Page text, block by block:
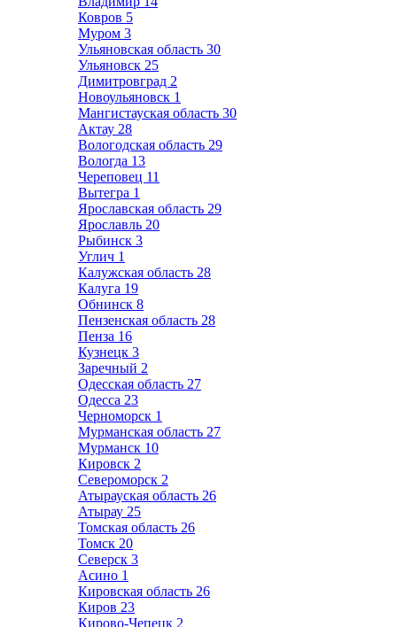
Ковров 5
Муром 3
Ульяновская область 30
Ульяновск 25
Димитровград 2
Новоульяновск 1
Мангистауская область 30
Актау 28
Вологодская область 29
Вологда 13
Череповец 11
Вытегра 1
Ярославская область 29
Ярославль 20
Рыбинск 3
Углич 1
Калужская область 28
Калуга 19
Обнинск 8
Пензенская область 28
Пенза 16
Кузнецк 3
Заречный 2
Одесская область 27
Одесса 23
Черноморск 1
Мурманская область 27
Мурманск 10
Кировск 2
Североморск 2
Атырауская область 26
Атырау 25
Томская область 26
Томск 20
Северск 3
Асино 1
Кировская область 26
Киров 23
Кирово-Чепецк 2